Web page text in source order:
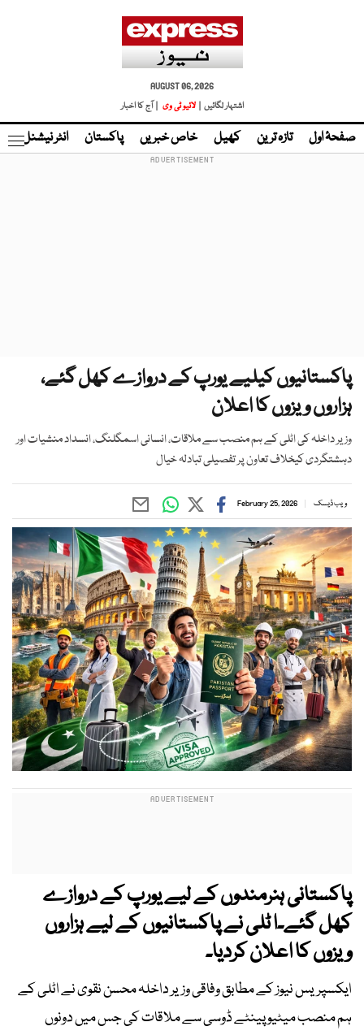
AUGUST 06, 2026
اشتہار لگائیں |
لائیو ٹی وی | آج کا اخبار
صفحۂ اول تازہ ترین کھیل خاص خبریں پاکستان انٹر نیشنل
پاکستانیوں کیلیے یورپ کے دروازے کھل گئے،
ہزاروں ویزوں کا اعلان
وزیر داخلہ کی اٹلی کے ہم منصب سے ملاقات، انسانی اسمگلنگ، انسداد منشیات اور
دہشتگردی کیخلاف تعاون پر تفصیلی تبادلہ خیال
ویب ڈیسک February 25, 2026
پاکستانی ہنرمندوں کے لیے یورپ کے دروازے
کھل گئے۔ا ٹلی نے پاکستانیوں کے لیے ہزاروں
ویزوں کا اعلان کردیا۔
ایکسپریس نیوز کے مطابق وفاقی وزیر داخلہ محسن نقوی نے اٹلی کے
ہم منصب میٹیو پینٹے ڈوسی سے ملاقات کی جس میں دونوں